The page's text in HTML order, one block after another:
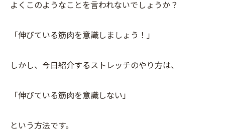
よくこのようなことを言われないでしょうか？
「伸びている筋肉を意識しましょう！」
しかし、今日紹介するストレッチのやり方は、
「伸びている筋肉を意識しない」
という方法です。